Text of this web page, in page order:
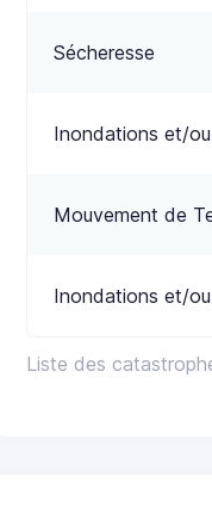
Liste des
Sécheresse
Inondations et/
Mouvement de
Inondations et/